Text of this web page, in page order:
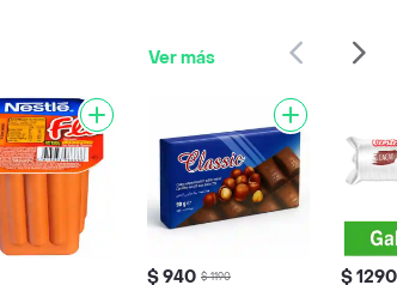
Ver más
$ 940 $ 1190 $ 1290